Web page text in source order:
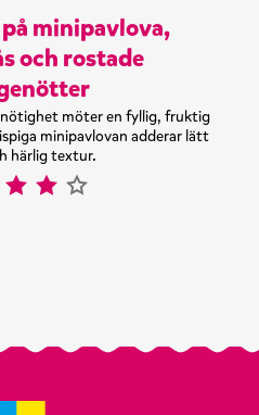
minipavlova,
och rostade
nötighet möter en fyllig, fruktig
minipavlovan adderar lätt
härlig textur.